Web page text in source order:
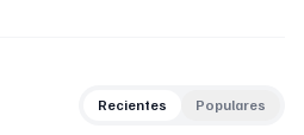
Recientes Populares